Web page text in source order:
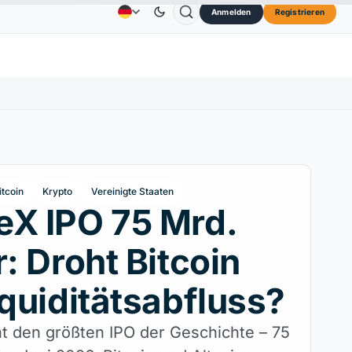
TRX0,3264 $ ↓0.30% DogecoinDOGE 0,0707 $↑2.40%
Kontakt Über Anmelden Registrieren
Krypto Vereinigte Staaten
IPO 75 Mrd.
Droht Bitcoin
den größten IPO der Geschichte – 75